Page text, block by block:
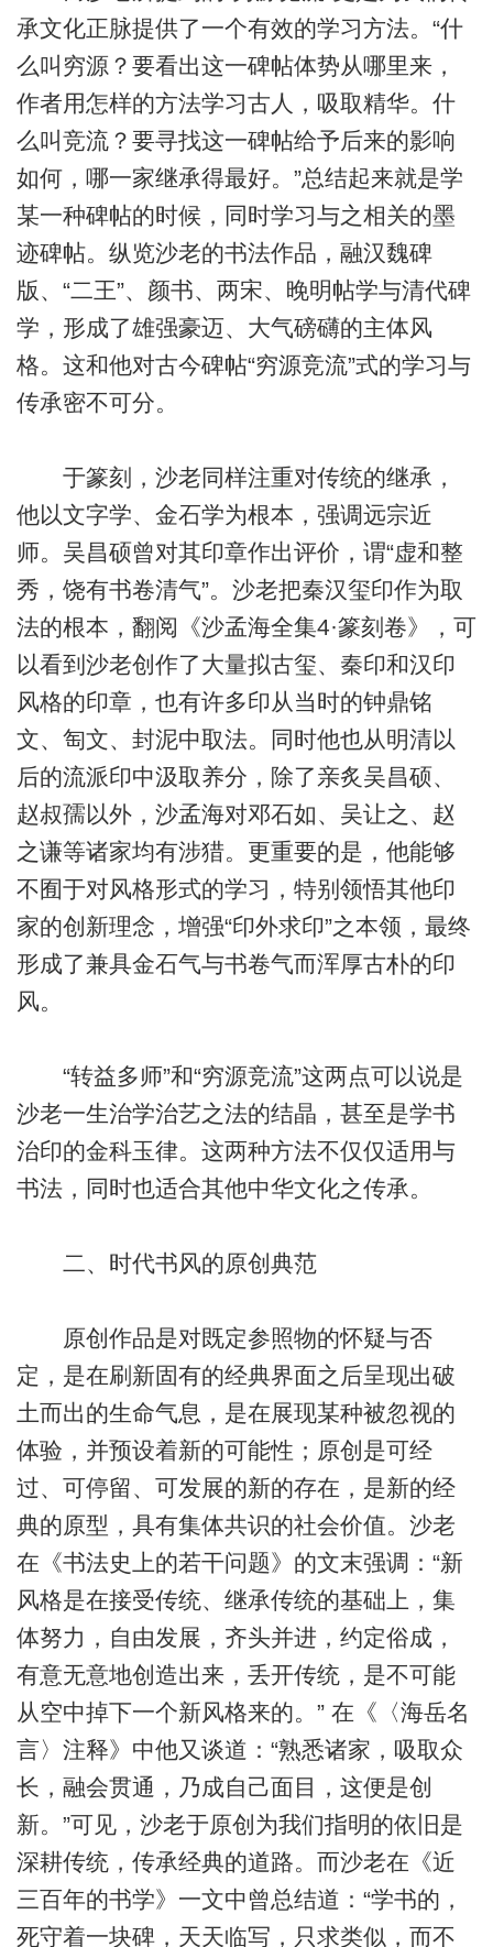
承文化正脉提供了一个有效的学习方法。“什
么叫穷源？要看出这一碑帖体势从哪里来，
作者用怎样的方法学习古人，吸取精华。什
么叫竞流？要寻找这一碑帖给予后来的影响
如何，哪一家继承得最好。”总结起来就是学
某一种碑帖的时候，同时学习与之相关的墨
迹碑帖。纵览沙老的书法作品，融汉魏碑
版、“二王”、颜书、两宋、晚明帖学与清代碑
学，形成了雄强豪迈、大气磅礴的主体风
格。这和他对古今碑帖“穷源竞流”式的学习与
传承密不可分。
于篆刻，沙老同样注重对传统的继承，
他以文字学、金石学为根本，强调远宗近
师。吴昌硕曾对其印章作出评价，谓“虚和整
秀，饶有书卷清气”。沙老把秦汉玺印作为取
法的根本，翻阅《沙孟海全集4·篆刻卷》，可
以看到沙老创作了大量拟古玺、秦印和汉印
风格的印章，也有许多印从当时的钟鼎铭
文、匋文、封泥中取法。同时他也从明清以
后的流派印中汲取养分，除了亲炙吴昌硕、
赵叔孺以外，沙孟海对邓石如、吴让之、赵
之谦等诸家均有涉猎。更重要的是，他能够
不囿于对风格形式的学习，特别领悟其他印
家的创新理念，增强“印外求印”之本领，最终
形成了兼具金石气与书卷气而浑厚古朴的印
风。
“转益多师”和“穷源竞流”这两点可以说是
沙老一生治学治艺之法的结晶，甚至是学书
治印的金科玉律。这两种方法不仅仅适用与
书法，同时也适合其他中华文化之传承。
二、时代书风的原创典范
原创作品是对既定参照物的怀疑与否
定，是在刷新固有的经典界面之后呈现出破
土而出的生命气息，是在展现某种被忽视的
体验，并预设着新的可能性；原创是可经
过、可停留、可发展的新的存在，是新的经
典的原型，具有集体共识的社会价值。沙老
在《书法史上的若干问题》的文末强调：“新
风格是在接受传统、继承传统的基础上，集
体努力，自由发展，齐头并进，约定俗成，
有意无意地创造出来，丢开传统，是不可能
从空中掉下一个新风格来的。” 在《〈海岳名
言〉注释》中他又谈道：“熟悉诸家，吸取众
长，融会贯通，乃成自己面目，这便是创
新。”可见，沙老于原创为我们指明的依旧是
深耕传统，传承经典的道路。而沙老在《近
三百年的书学》一文中曾总结道：“学书的，
死守着一块碑，天天临写，只求类似，而不